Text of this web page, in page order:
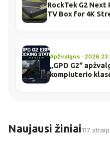
RockTek G2
TV Box for 4K
Everyday
Apžvalgos · 2026 23
„GPD G2“
kompiuterio
doko korpuse
Naujausi žiniai117